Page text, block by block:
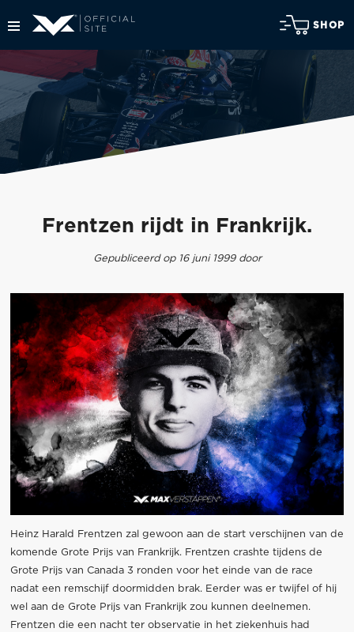
SHOP
Frentzen rijdt in Frankrijk.
Gepubliceerd op 16 juni 1999 door
Heinz Harald Frentzen zal gewoon aan de start verschijnen van de
komende Grote Prijs van Frankrijk. Frentzen crashte tijdens de
Grote Prijs van Canada 3 ronden voor het einde van de race
nadat een remschijf doormidden brak. Eerder was er twijfel of hij
wel aan de Grote Prijs van Frankrijk zou kunnen deelnemen.
Frentzen die een nacht ter observatie in het ziekenhuis had